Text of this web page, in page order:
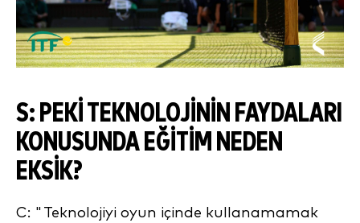
S: PEKI TEKNOLOJININ FAYDALARI
KONUSUNDA EĞITIM NEDEN
EKSIK?
C: "Teknolojiyi oyun içinde kullanamamak